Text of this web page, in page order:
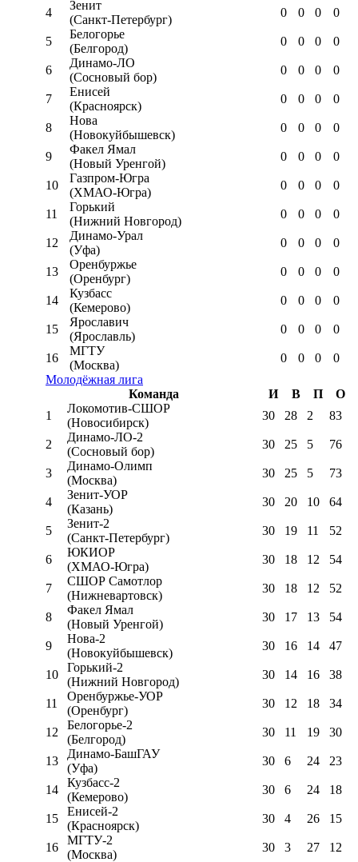
4
Зенит
(Санкт-Петербург)
0 0 0 0
5
Белогорье
(Белгород)
0 0 0 0
6
Динамо-ЛО
(Сосновый бор)
0 0 0 0
7
Енисей
(Красноярск)
0 0 0 0
8
Нова
(Новокуйбышевск)
0 0 0 0
9
Факел Ямал
(Новый Уренгой)
0 0 0 0
10
Газпром-Югра
(ХМАО-Югра)
0 0 0 0
11
Горький
(Нижний Новгород)
0 0 0 0
12
Динамо-Урал
(Уфа)
0 0 0 0
13
Оренбуржье
(Оренбург)
0 0 0 0
14
Кузбасс
(Кемерово)
0 0 0 0
15
Ярославич
(Ярославль)
0 0 0 0
16
МГТУ
(Москва)
0 0 0
0
Молодёжная лига
Команда
И В П
О
1
Локомотив-CШОР
(Новосибирск)
30 28 2 83
2
Динамо-ЛО-2
(Сосновый бор)
30 25 5 76
3
Динамо-Олимп
(Москва)
30 25 5 73
4
Зенит-УОР
(Казань)
30 20 10 64
5
Зенит-2
(Санкт-Петербург)
30 19 11 52
6
ЮКИОР
(ХМАО-Югра)
30 18 12 54
7
СШОР Самотлор
(Нижневартовск)
30 18 12 52
8
Факел Ямал
(Новый Уренгой)
30 17 13 54
9
Нова-2
(Новокуйбышевск)
30 16 14 47
10
Горький-2
(Нижний Новгород)
30 14 16 38
11
Оренбуржье-УОР
(Оренбург)
30 12 18 34
12
Белогорье-2
(Белгород)
30 11 19 30
13
Динамо-БашГАУ
(Уфа)
30 6 24 23
14
Кузбасс-2
(Кемерово)
30 6 24 18
15
Енисей-2
(Красноярск)
30 4 26 15
16
МГТУ-2
(Москва)
30 3 27 12